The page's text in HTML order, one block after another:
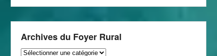
Archives du Foyer Rural
Archives